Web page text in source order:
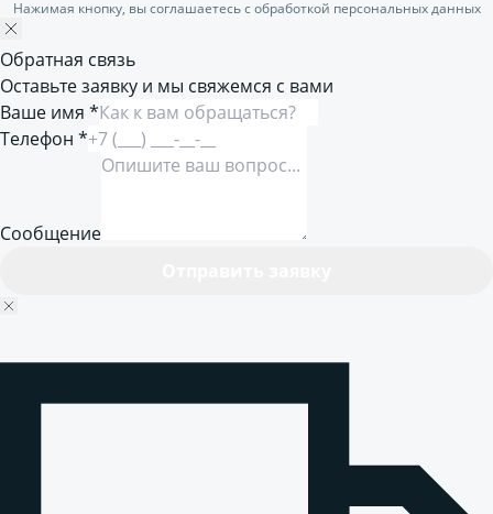
Нажимая кнопку, вы соглашаетесь с обработкой персональных данных
Обратная связь
Оставьте заявку и мы свяжемся с вами
Ваше имя *
Телефон *
Сообщение